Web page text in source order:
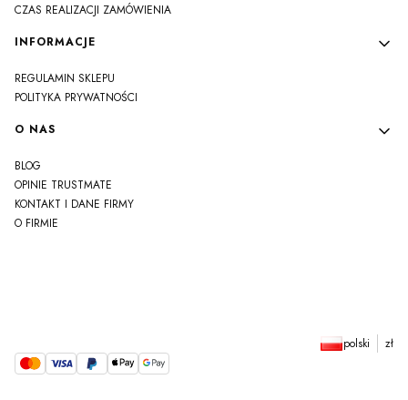
CZAS REALIZACJI ZAMÓWIENIA
INFORMACJE
REGULAMIN SKLEPU
POLITYKA PRYWATNOŚCI
O NAS
BLOG
OPINIE TRUSTMATE
KONTAKT I DANE FIRMY
O FIRMIE
polski zł